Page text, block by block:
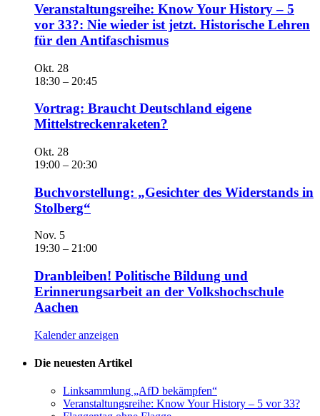
Veranstaltungsreihe: Know Your History – 5
vor 33?: Nie wieder ist jetzt. Historische Lehren
für den Antifaschismus
Okt. 28
18:30 – 20:45
Vortrag: Braucht Deutschland eigene
Mittelstreckenraketen?
Okt. 28
19:00 – 20:30
Buchvorstellung: „Gesichter des Widerstands in
Stolberg“
Nov. 5
19:30 – 21:00
Dranbleiben! Politische Bildung und
Erinnerungsarbeit an der Volkshochschule
Aachen
Kalender anzeigen
Die neuesten Artikel
Linksammlung „AfD bekämpfen“
Veranstaltungsreihe: Know Your History – 5 vor 33?